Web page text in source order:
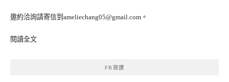
邀約洽詢請寄信到ameliechang05@gmail.com。
閱讀全文
FB按讚